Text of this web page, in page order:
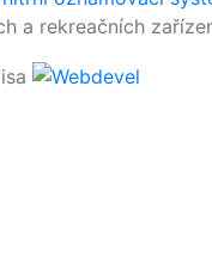
a rekreačních